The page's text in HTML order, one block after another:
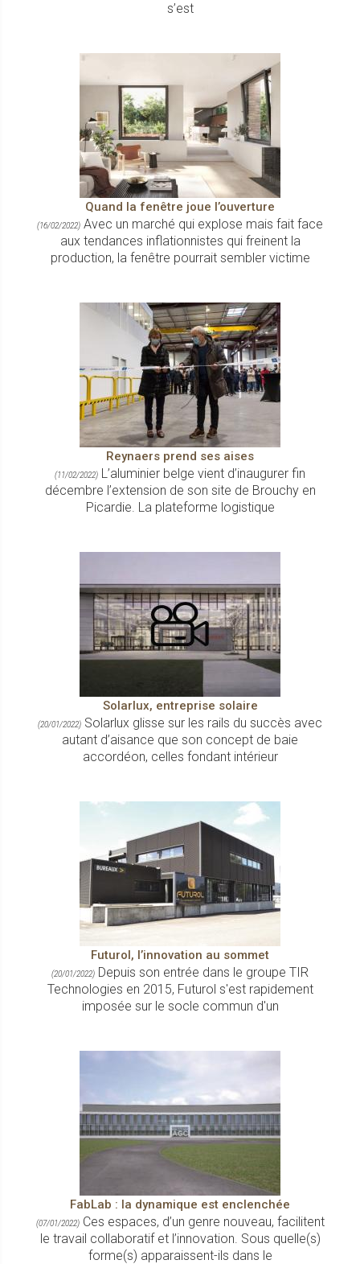
s’est
Quand la fenêtre joue l’ouverture
(16/02/2022) Avec un marché qui explose mais fait face
aux tendances inflationnistes qui freinent la
production, la fenêtre pourrait sembler victime
Reynaers prend ses aises
(11/02/2022) L’aluminier belge vient d’inaugurer fin
décembre l’extension de son site de Brouchy en
Picardie. La plateforme logistique
Solarlux, entreprise solaire
(20/01/2022) Solarlux glisse sur les rails du succès avec
autant d’aisance que son concept de baie
accordéon, celles fondant intérieur
Futurol, l’innovation au sommet
(20/01/2022) Depuis son entrée dans le groupe TIR
Technologies en 2015, Futurol s'est rapidement
imposée sur le socle commun d'un
FabLab : la dynamique est enclenchée
(07/01/2022)Ces espaces, d’un genre nouveau, facilitent
le travail collaboratif et l’innovation. Sous quelle(s)
forme(s) apparaissent-ils dans le